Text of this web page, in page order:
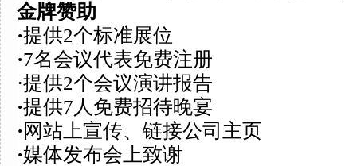
金牌赞助
·提供2个标准展位
·7名会议代表免费注册
·提供2个会议演讲报告
·提供7人免费招待晚宴
· 网站上宣传、链接公司主页
·媒体发布会上致谢